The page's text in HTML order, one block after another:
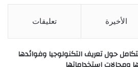
الأخيرة تعليقات
حول تعريف التكنولوجيا وفوائدها